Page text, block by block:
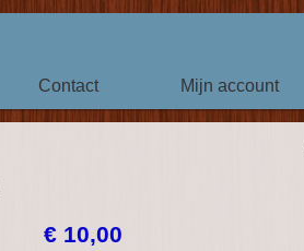
Contact Mijn account
€ 10,00